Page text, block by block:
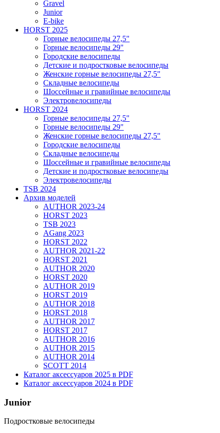
Gravel
Junior
E-bike
HORST 2025
Горные велосипеды 27,5"
Горные велосипеды 29"
Городские велосипеды
Детские и подростковые велосипеды
Женские горные велосипеды 27,5"
Складные велосипеды
Шоссейные и гравийные велосипеды
Электровелосипеды
HORST 2024
Горные велосипеды 27,5"
Горные велосипеды 29"
Женские горные велосипеды 27,5"
Городские велосипеды
Складные велосипеды
Шоссейные и гравийные велосипеды
Детские и подростковые велосипеды
Электровелосипеды
TSB 2024
Архив моделей
AUTHOR 2023-24
HORST 2023
TSB 2023
AGang 2023
HORST 2022
AUTHOR 2021-22
HORST 2021
AUTHOR 2020
HORST 2020
AUTHOR 2019
HORST 2019
AUTHOR 2018
HORST 2018
AUTHOR 2017
HORST 2017
AUTHOR 2016
AUTHOR 2015
AUTHOR 2014
SCOTT 2014
Каталог аксессуаров 2025 в PDF
Каталог аксессуаров 2024 в PDF
Junior
Подростковые велосипеды